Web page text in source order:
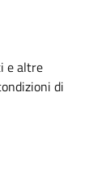
e altre
di